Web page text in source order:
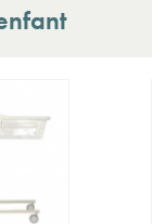
Expédition